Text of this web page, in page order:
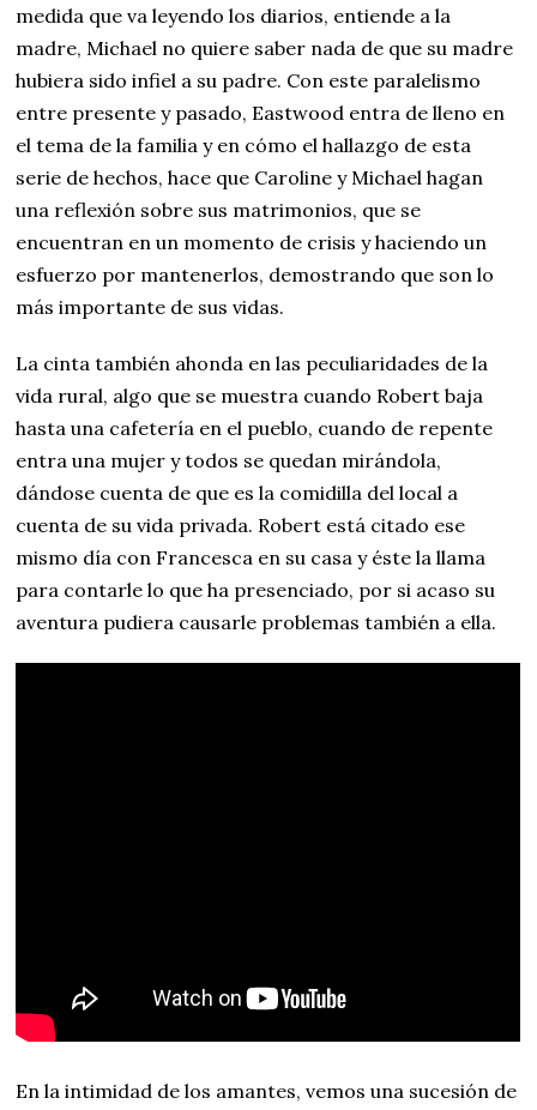
medida que va leyendo los diarios, entiende a la
madre, Michael no quiere saber nada de que su madre
hubiera sido infiel a su padre. Con este paralelismo
entre presente y pasado, Eastwood entra de lleno en
el tema de la familia y en cómo el hallazgo de esta
serie de hechos, hace que Caroline y Michael hagan
una reflexión sobre sus matrimonios, que se
encuentran en un momento de crisis y haciendo un
esfuerzo por mantenerlos, demostrando que son lo
más importante de sus vidas.
La cinta también ahonda en las peculiaridades de la
vida rural, algo que se muestra cuando Robert baja
hasta una cafetería en el pueblo, cuando de repente
entra una mujer y todos se quedan mirándola,
dándose cuenta de que es la comidilla del local a
cuenta de su vida privada. Robert está citado ese
mismo día con Francesca en su casa y éste la llama
para contarle lo que ha presenciado, por si acaso su
aventura pudiera causarle problemas también a ella.
En la intimidad de los amantes, vemos una sucesión de